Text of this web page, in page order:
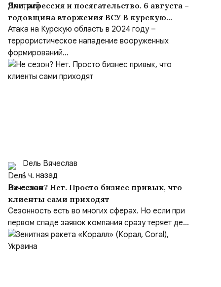
Зло, агрессия и посягательство. 6 августа –
годовщина вторжения ВСУ В курскую
область
Атака на Курскую область в 2024 году –
террористическое нападение вооруженных
формирований...
Dель Вячеслав
1 ч. назад
Не сезон? Нет. Просто бизнес привык, что
клиенты сами приходят
Сезонность есть во многих сферах. Но если при
первом спаде заявок компания сразу теряет де...